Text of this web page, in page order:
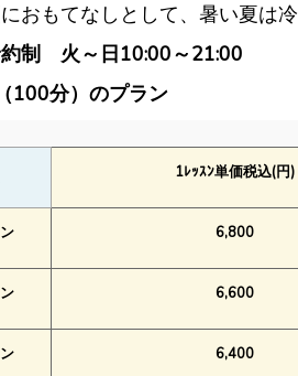
おもてなしとして、暑い夏は
制 火～日10:00～21:00
100分）のプラン
1ﾚｯｽﾝ単価税込(円)
6,800
6,600
6,400